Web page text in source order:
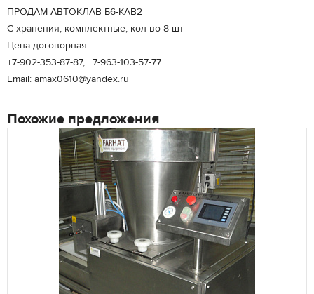
ПРОДАМ АВТОКЛАВ Б6-КАВ2
С хранения, комплектные, кол-во 8 шт
Цена договорная.
+7-902-353-87-87, +7-963-103-57-77
Email: amax0610@yandex.ru
Похожие предложения